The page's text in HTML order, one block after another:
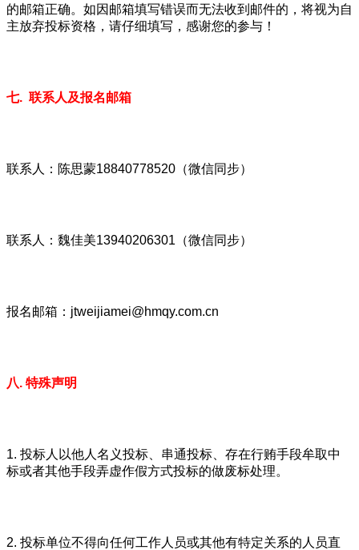
的邮箱正确。如因邮箱填写错误而无法收到邮件的，将视为自
主放弃投标资格，请仔细填写，感谢您的参与！
七. 联系人及报名邮箱
联系人：陈思蒙18840778520（微信同步）
联系人：魏佳美13940206301（微信同步）
报名邮箱：jtweijiamei@hmqy.com.cn
八. 特殊声明
1. 投标人以他人名义投标、串通投标、存在行贿手段牟取中
标或者其他手段弄虚作假方式投标的做废标处理。
2. 投标单位不得向任何工作人员或其他有特定关系的人员直